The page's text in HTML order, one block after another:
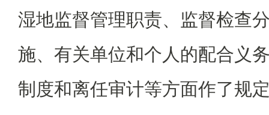
湿地监督管理职责、监督检查
施、有关单位和个人的配合义
制度和离任审计等方面作了规